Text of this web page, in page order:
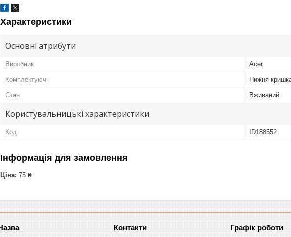
Характеристики
Основні атрибути
Виробник Acer
Комплектуючі Нижня
Стан Вживаний
Користувальницькі характеристики
Код ID188552
Інформація для замовлення
Ціна: 75 ₴
Графік роботи